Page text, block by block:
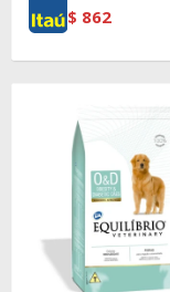
$ 862